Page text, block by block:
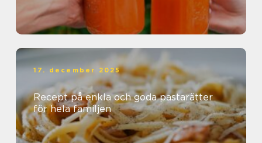
17. december 2025
Recept på enkla och goda pastarätter
för hela familjen